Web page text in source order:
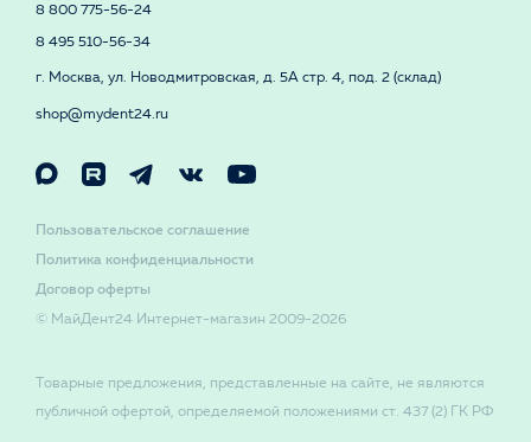
8 800 775-56-24
8 495 510-56-34
г. Москва, ул. Новодмитровская, д. 5А стр. 4, под. 2 (склад)
shop@mydent24.ru
© МайДент24 Интернет-магазин 2009-2026
Договор оферты
Политика конфиденциальности
Пользовательское соглашение
Товарные предложения, представленные на сайте, не являются
публичной офертой, определяемой положениями ст. 437 (2) ГК РФ